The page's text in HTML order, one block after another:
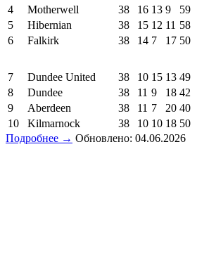
4 Motherwell 38 16 13 9 59
5
Hibernian 38 15 12 11 58
6
Falkirk 38 14 7 17 50
7 Dundee United 38 10 15 13 49
8
Dundee 38 11 9 18 42
9
Aberdeen 38 11 7 20 40
10
Kilmarnock 38 10 10 18 50
Подробнее → Обновлено: 04.06.2026